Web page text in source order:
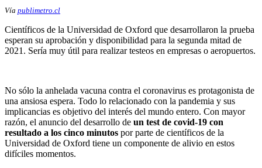
Vía publimetro.cl
Científicos de la Universidad de Oxford que desarrollaron la prueba
esperan su aprobación y disponibilidad para la segunda mitad de
2021. Sería muy útil para realizar testeos en empresas o aeropuertos.
No sólo la anhelada vacuna contra el coronavirus es protagonista de
una ansiosa espera. Todo lo relacionado con la pandemia y sus
implicancias es objetivo del interés del mundo entero. Con mayor
razón, el anuncio del desarrollo de un test de covid-19 con
resultado a los cinco minutos por parte de científicos de la
Universidad de Oxford tiene un componente de alivio en estos
difíciles momentos.